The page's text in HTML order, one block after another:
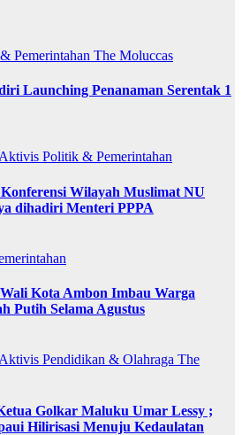
Pemerintahan The Moluccas
Launching Penanaman Serentak 1
Politik & Pemerintahan
Wilayah Muslimat NU
dihadiri Menteri PPPA
Kota Ambon Imbau Warga
Putih Selama Agustus
Pendidikan & Olahraga The
Golkar Maluku Umar Lessy ;
Hilirisasi Menuju Kedaulatan